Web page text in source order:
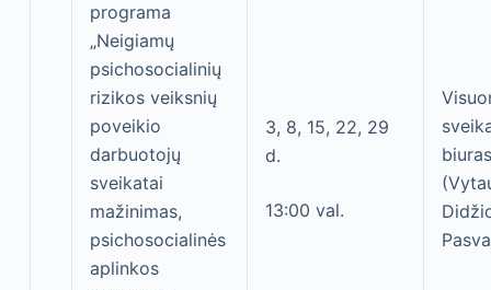
programa
„Neigiamų
psichosocialinių
rizikos veiksnių
poveikio
darbuotojų
sveikatai
mažinimas,
psichosocialinės
aplinkos
3, 8, 15, 22, 29
d.
13:00 val.
biuras